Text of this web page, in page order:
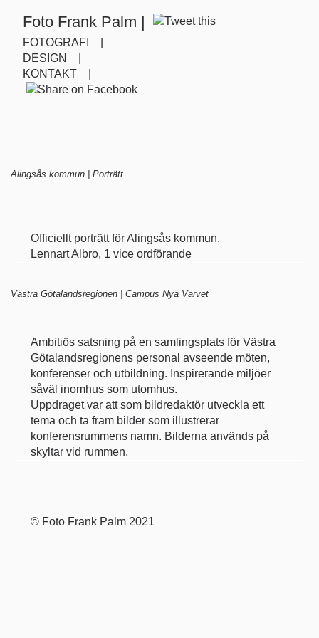
Foto Frank Palm |
FOTOGRAFI |
DESIGN |
KONTAKT |
Alingsås kommun | Porträtt
Officiellt porträtt för Alingsås kommun.
Lennart Albro, 1 vice ordförande
Västra Götalandsregionen | Campus Nya Varvet
Ambitiös satsning på en samlingsplats för Västra
Götalandsregionens personal avseende möten,
konferenser och utbildning. Inspirerande miljöer
såväl inomhus som utomhus.
Uppdraget var att som bildredaktör utveckla ett
tema och ta fram bilder som illustrerar
konferensrummens namn. Bilderna används på
skyltar vid rummen.
© Foto Frank Palm2021